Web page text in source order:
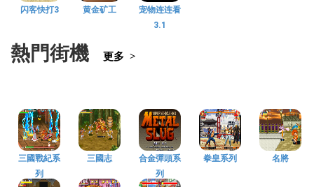
闪客快打3 黄金矿工
宠物连连看
3.1
熱門街機 更多 >
三國戰紀系
列
三國志
合金彈頭系
列
拳皇系列 名將